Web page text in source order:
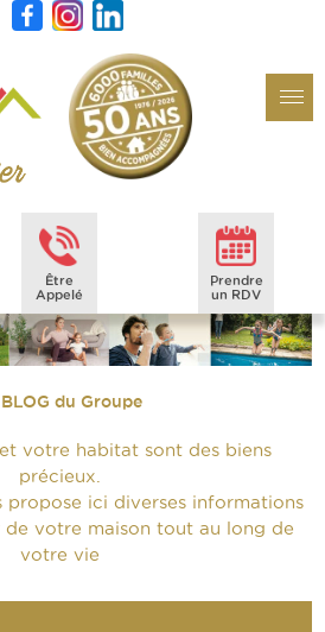
Être
Appelé
Prendre
un RDV
du Groupe
votre habitat sont des biens
précieux.
propose ici diverses informations
votre maison tout au long de
votre vie